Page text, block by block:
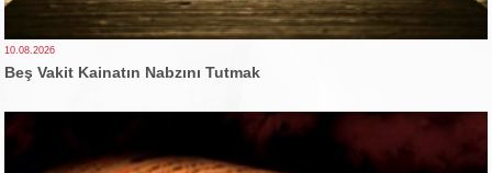
10.08.2026
Beş Vakit Kainatın Nabzını Tutmak